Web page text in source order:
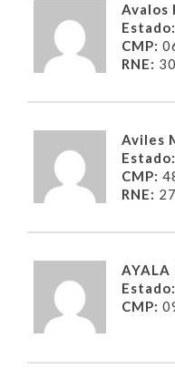
Avalos
Estado:
CMP:
RNE:
Aviles
Estado:
CMP:
RNE:
AYALA
Estado:
CMP: